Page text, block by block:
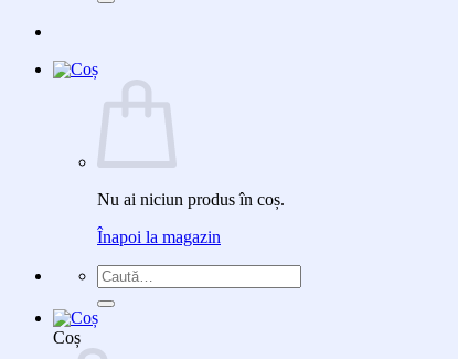
Nu ai niciun produs în coș.
Înapoi la magazin
Caută
după:
Coș